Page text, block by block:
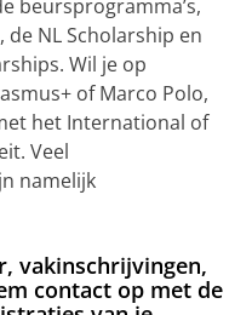
beursprogramma’s,
de NL Scholarship en
Wil je op
of Marco Polo,
het International of
Veel
namelijk
vakinschrijvingen,
contact op met de